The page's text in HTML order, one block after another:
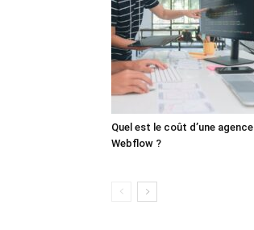
Quel est le coût d’une agence
Webflow ?